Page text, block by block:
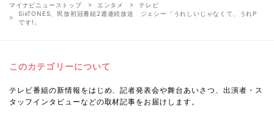
マイナビニューストップ エンタメ
テレビ
SixTONES、民放初冠番組2週連続放送 ジェシー「うれしいじゃなくて、うれP
です!」
このカテゴリーについて
テレビ番組の新情報をはじめ、記者発表会や舞台あいさつ、出演者・ス
タッフインタビューなどの取材記事をお届けします。